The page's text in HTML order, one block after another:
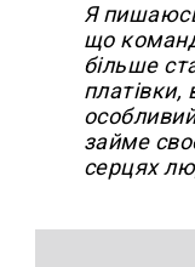
Я
що
більше
платівки,
займе
серцях